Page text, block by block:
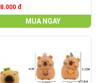
8.000 đ
MUA NGAY